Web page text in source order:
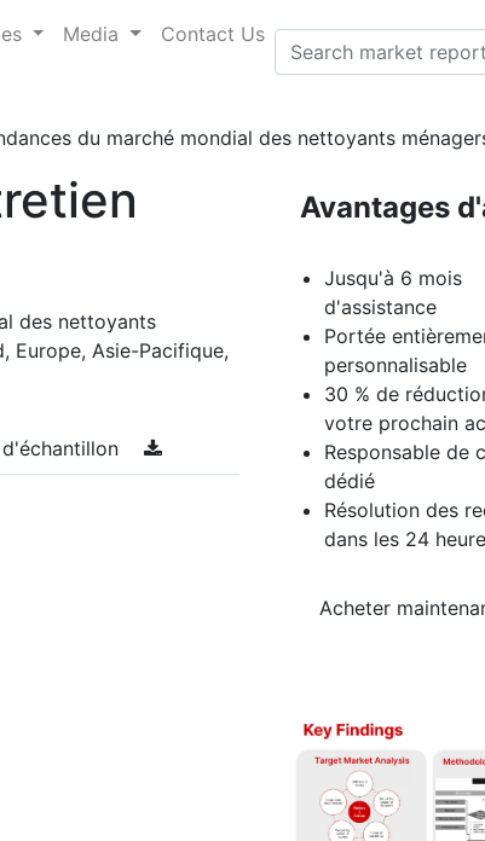
Media Contact Us
du marché mondial des nettoyants
des nettoyants
Europe, Asie-Pacifique,
Avantages
Jusqu'à 6 mois
d'assistance
Portée
personnalisable
30 % de
votre prochain
Responsable de
dédié
Résolution des
dans les 24
Acheter